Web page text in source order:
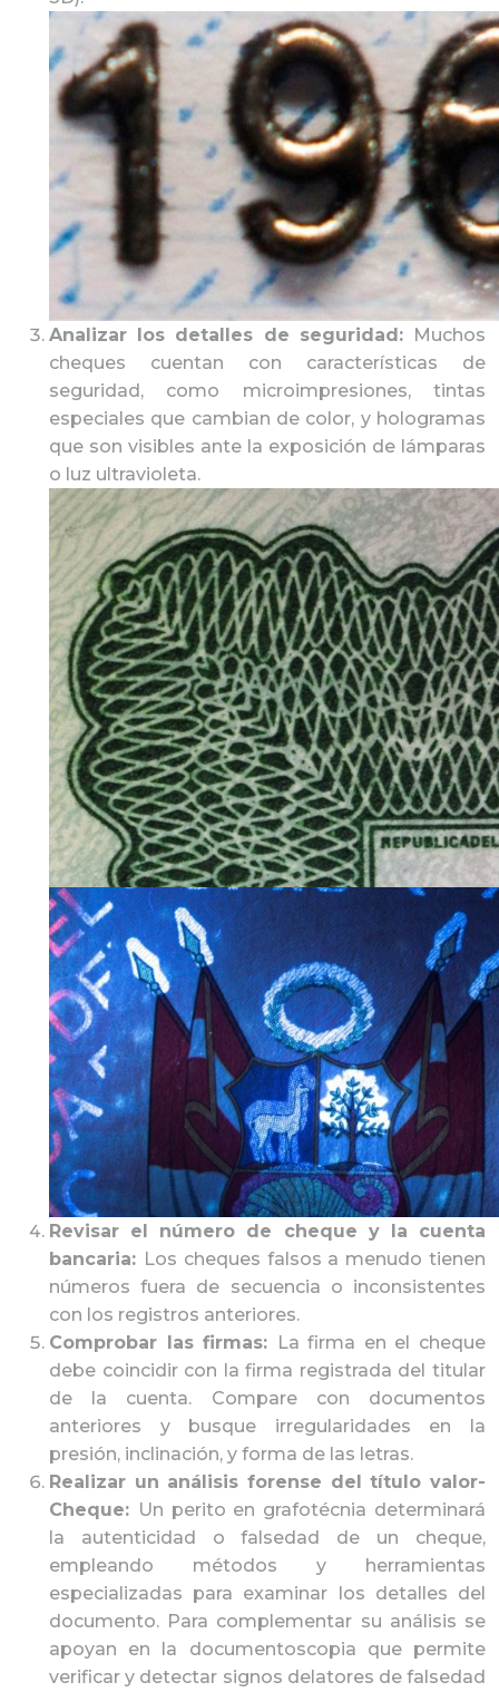
Analizar los detalles de seguridad: Muchos
cheques cuentan con características de
seguridad, como microimpresiones, tintas
especiales que cambian de color, y hologramas
que son visibles ante la exposición de lámparas
o luz ultravioleta.
Revisar el número de cheque y la cuenta
bancaria: Los cheques falsos a menudo tienen
números fuera de secuencia o inconsistentes
con los registros anteriores.
Comprobar las firmas: La firma en el cheque
debe coincidir con la firma registrada del titular
de la cuenta. Compare con documentos
anteriores y busque irregularidades en la
presión, inclinación, y forma de las letras.
Realizar un análisis forense del título valor-
Cheque: Un perito en grafotécnia determinará
la autenticidad o falsedad de un cheque,
empleando métodos y herramientas
especializadas para examinar los detalles del
documento. Para complementar su análisis se
apoyan en la documentoscopia que permite
verificar y detectar signos delatores de falsedad